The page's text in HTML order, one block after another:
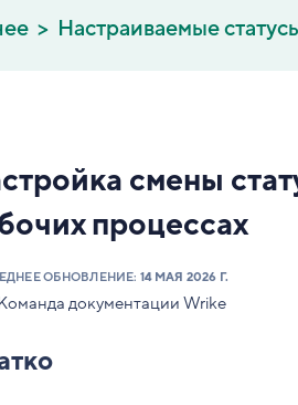
Настраиваемые
смены
процессах
ОБНОВЛЕНИЕ: 14 МАЯ 2026 Г.
документации Wrike